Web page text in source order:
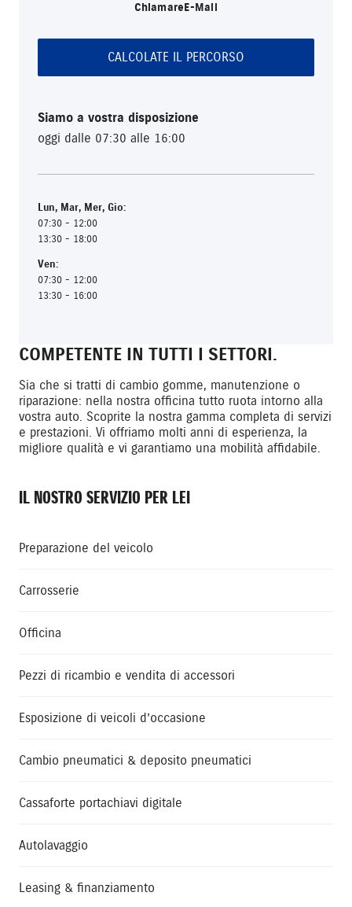
COMPETENTE IN TUTTI I SETTORI.
Sia che si tratti di cambio gomme, manutenzione o
riparazione: nella nostra officina tutto ruota intorno alla
vostra auto. Scoprite la nostra gamma completa di servizi
e prestazioni. Vi offriamo molti anni di esperienza, la
migliore qualità e vi garantiamo una mobilità affidabile.
IL NOSTRO SERVIZIO PER LEI
Preparazione del veicolo
Carrosserie
Officina
Pezzi di ricambio e vendita di accessori
Esposizione di veicoli d’occasione
Cambio pneumatici & deposito pneumatici
Cassaforte portachiavi digitale
Autolavaggio
Leasing & finanziamento
ChiamareE-Mail
CALCOLATE IL PERCORSO
Siamo a vostra disposizione
oggi dalle 07:30 alle 16:00
Lun, Mar, Mer, Gio:
07:30 - 12:00
13:30 - 18:00
Ven:
07:30 - 12:00
13:30 - 16:00